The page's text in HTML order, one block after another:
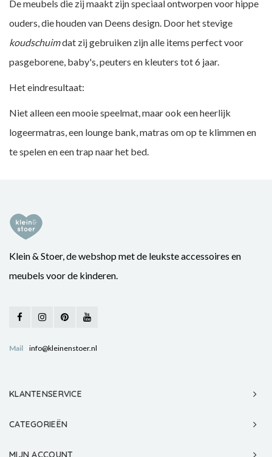
De meubels die zij maakt zijn speciaal ontworpen voor hippe
ouders, die houden van Deens design. Door het stevige
koudschuimdat zij gebruiken zijn alle items perfect voor
pasgeborene, baby's, peuters en kleuters tot 6 jaar.
Het eindresultaat:
Niet alleen een mooie speelmat, maar ook een heerlijk
logeermatras, een lounge bank, matras om op te klimmen en
te spelen en een trap naar het bed.
Klein & Stoer, de webshop met de leukste accessoires en
meubels voor de kinderen.
Mail info@kleinenstoer.nl
KLANTENSERVICE
CATEGORIEËN
MIJN ACCOUNT